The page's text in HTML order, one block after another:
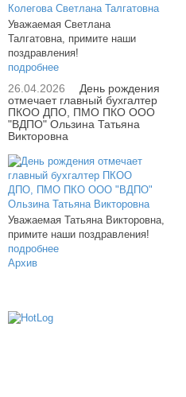
Уважаемая Светлана
Талгатовна, примите наши
поздравления!
подробнее
26.04.2026
День рождения
отмечает главный бухгалтер
ПКОО ДПО, ПМО ПКО ООО
"ВДПО" Ользина Татьяна
Викторовна
Уважаемая Татьяна Викторовна,
примите наши поздравления!
подробнее
Архив